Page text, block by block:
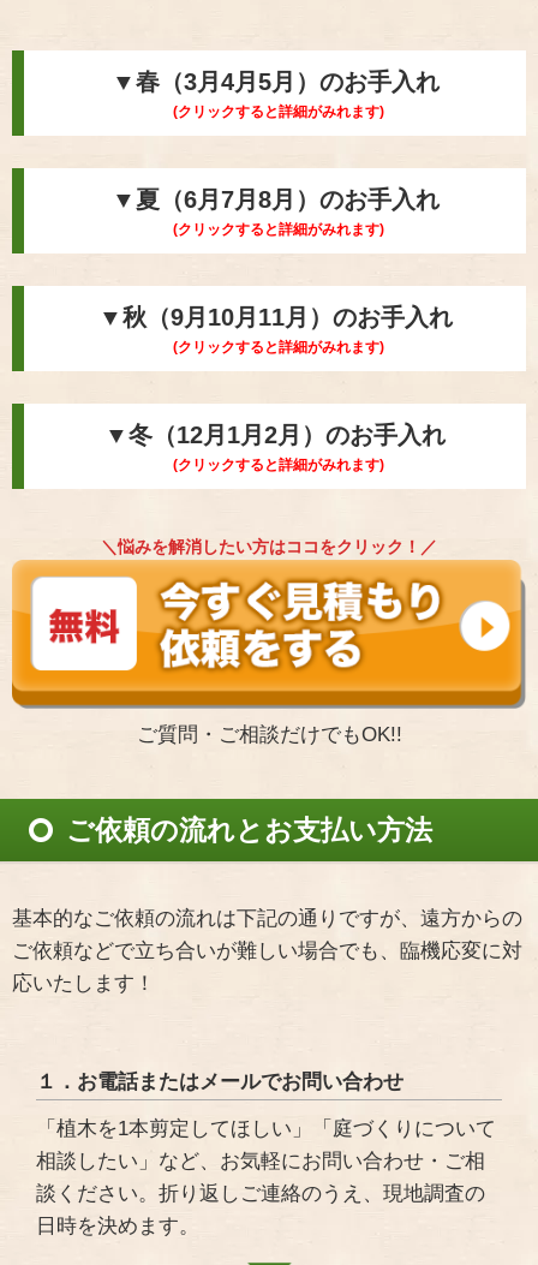
▼春（3月4月5月）のお手入れ
(クリックすると詳細がみれます)
▼夏（6月7月8月）のお手入れ
(クリックすると詳細がみれます)
▼秋（9月10月11月）のお手入れ
(クリックすると詳細がみれます)
▼冬（12月1月2月）のお手入れ
(クリックすると詳細がみれます)
＼悩みを解消したい方はココをクリック！／
ご質問・ご相談だけでもOK!!
ご依頼の流れとお支払い方法
基本的なご依頼の流れは下記の通りですが、遠方からの
ご依頼などで立ち合いが難しい場合でも、臨機応変に対
応いたします！
１．お電話またはメールでお問い合わせ
「植木を1本剪定してほしい」「庭づくりについて
相談したい」など、お気軽にお問い合わせ・ご相
談ください。折り返しご連絡のうえ、現地調査の
日時を決めます。